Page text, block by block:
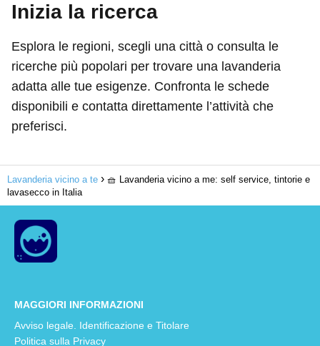
Inizia la ricerca
Esplora le regioni, scegli una città o consulta le
ricerche più popolari per trovare una lavanderia
adatta alle tue esigenze. Confronta le schede
disponibili e contatta direttamente l’attività che
preferisci.
Lavanderia vicino a te
🧺 Lavanderia vicino a me: self service, tintorie e
lavasecco in Italia
MAGGIORI INFORMAZIONI
Avviso legale. Identificazione e Titolare
Politica sulla Privacy